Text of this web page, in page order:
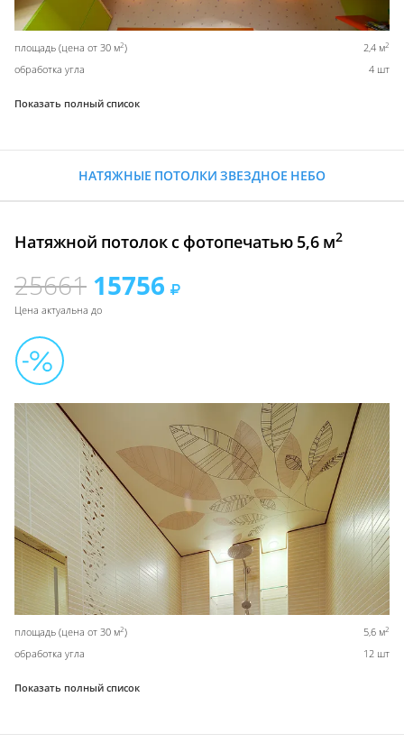
площадь (цена от 30 м2) 2,4 м2
обработка угла 4 шт
Показать полный список
НАТЯЖНЫЕ ПОТОЛКИ ЗВЕЗДНОЕ НЕБО
Натяжной потолок с фотопечатью 5,6 м2
25661 15756
Цена актуальна до
площадь (цена от 30 м2) 5,6 м2
обработка угла 12 шт
Показать полный список